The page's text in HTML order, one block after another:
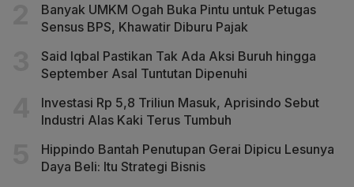
Banyak UMKM Ogah Buka Pintu untuk Petugas
Sensus BPS, Khawatir Diburu Pajak
Said Iqbal Pastikan Tak Ada Aksi Buruh hingga
September Asal Tuntutan Dipenuhi
Investasi Rp 5,8 Triliun Masuk, Aprisindo Sebut
Industri Alas Kaki Terus Tumbuh
Hippindo Bantah Penutupan Gerai Dipicu Lesunya
Daya Beli: Itu Strategi Bisnis